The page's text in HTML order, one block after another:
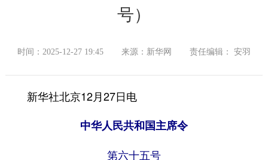
号）
时间：2025-12-27 19:45 来源：新华网 责任编辑： 安羽
新华社北京12月27日电
中华人民共和国主席令
第六十五号